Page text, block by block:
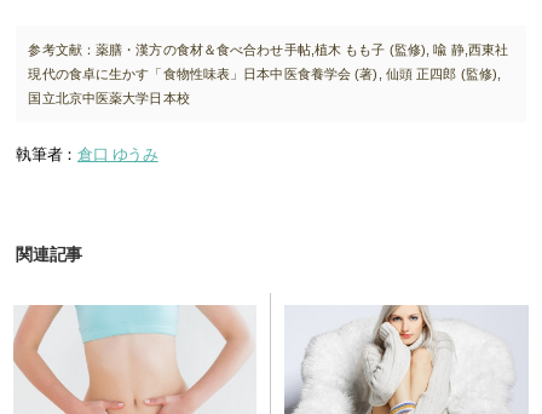
参考文献：薬膳・漢方の食材＆食べ合わせ手帖,植木 もも子 (監修),‎ 喩 静,西東社
現代の食卓に生かす「食物性味表」日本中医食養学会 (著),‎ 仙頭 正四郎 (監修),‎
国立北京中医薬大学日本校
執筆者： 倉口 ゆうみ
関連記事